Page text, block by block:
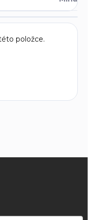
položce.